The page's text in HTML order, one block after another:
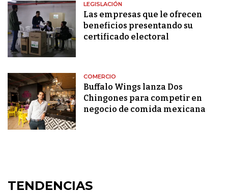
LEGISLACIÓN
Las empresas que le ofrecen
beneficios presentando su
certificado electoral
COMERCIO
Buffalo Wings lanza Dos
Chingones para competir en
negocio de comida mexicana
TENDENCIAS